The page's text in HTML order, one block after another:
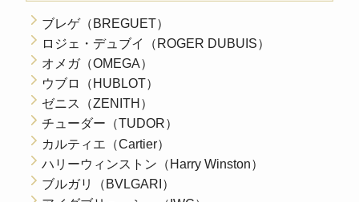
ブレゲ（BREGUET）
ロジェ・デュブイ（ROGER DUBUIS）
オメガ（OMEGA）
ウブロ（HUBLOT）
ゼニス（ZENITH）
チューダー（TUDOR）
カルティエ（Cartier）
ハリーウィンストン（Harry Winston）
ブルガリ（BVLGARI）